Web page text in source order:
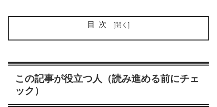
目次
この記事が役立つ人（読み進める前にチェ
ック）